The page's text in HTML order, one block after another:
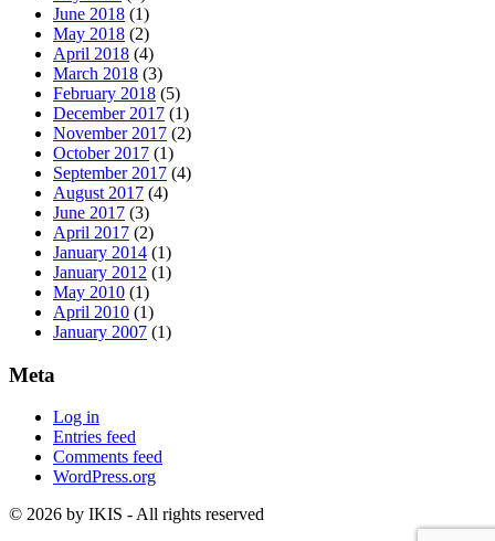
June 2018 (1)
May 2018 (2)
April 2018 (4)
March 2018 (3)
February 2018 (5)
December 2017 (1)
November 2017 (2)
October 2017 (1)
September 2017 (4)
August 2017 (4)
June 2017 (3)
April 2017 (2)
January 2014 (1)
January 2012 (1)
May 2010 (1)
April 2010 (1)
January 2007 (1)
Meta
Log in
Entries feed
Comments feed
WordPress.org
© 2026 by IKIS - All rights reserved